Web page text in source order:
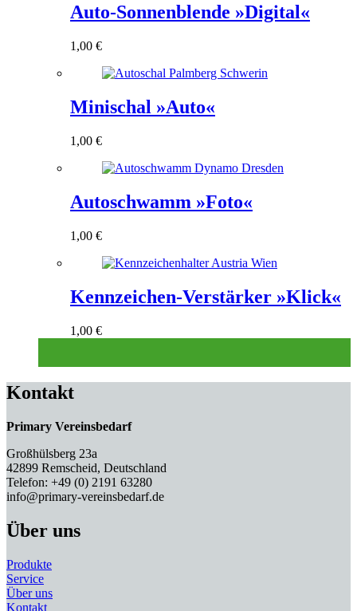
Auto-Sonnenblende »Digital«
1,00 €
Minischal »Auto«
1,00 €
Autoschwamm »Foto«
1,00 €
Kennzeichen-Verstärker »Klick«
1,00 €
Kontakt
Primary Vereinsbedarf
Großhülsberg 23a
42899 Remscheid, Deutschland
Telefon: +49 (0) 2191 63280
info@primary-vereinsbedarf.de
Über uns
Produkte
Service
Über uns
Kontakt